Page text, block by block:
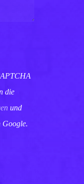
die
und
Google.